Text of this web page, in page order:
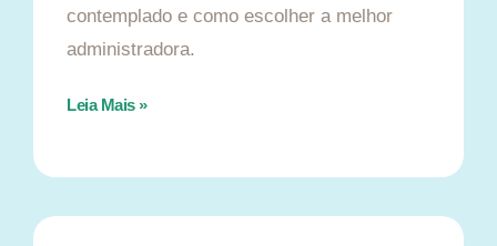
contemplado e como escolher a melhor
administradora.
Leia Mais »